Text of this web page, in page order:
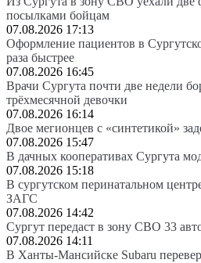
посылками бойцам
07.08.2026 17:13
Оформление пациентов в
раза быстрее
07.08.2026 16:45
Врачи Сургута почти две недели
трёхмесячной девочки
07.08.2026 16:14
Двое мегионцев с «синтетикой»
07.08.2026 15:47
В дачных кооперативах Сургута
07.08.2026 15:18
В сургутском перинатальном
ЗАГС
07.08.2026 14:42
Сургут передаст в зону СВО 33
07.08.2026 14:11
В Ханты-Мансийске Subaru